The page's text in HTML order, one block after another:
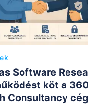
Software
köt a
Consultancy